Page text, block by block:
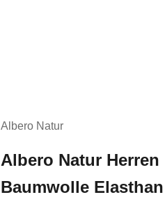
Albero Natur
Albero Natur
Baumwolle Elasthan